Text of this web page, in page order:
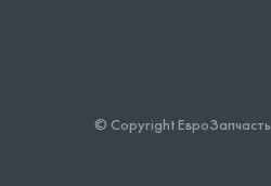
© Copyright ЕвроЗапчасть